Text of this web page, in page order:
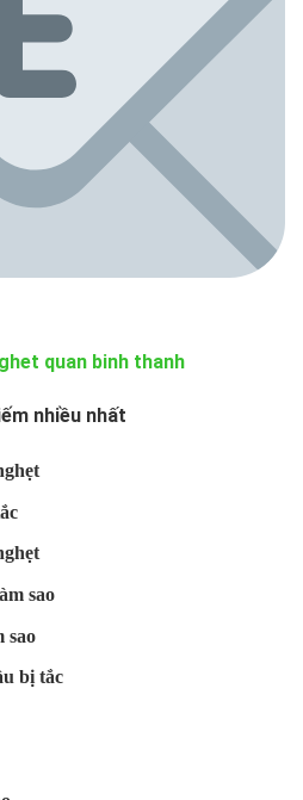
quan binh thanh
nhiều nhất
sao
sao
bị tắc